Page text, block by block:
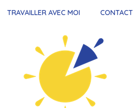
TRAVAILLER AVEC MOI CONTACT